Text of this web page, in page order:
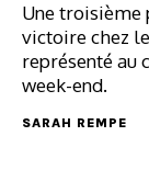
Une troisième
victoire chez
représenté au
week-end.
SARAH REMPE